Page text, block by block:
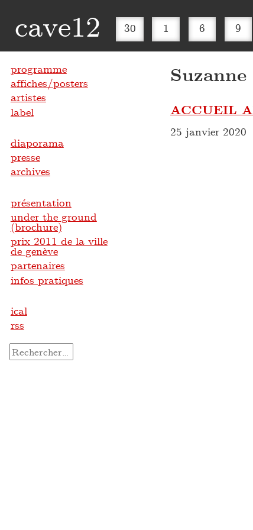
cave12 30 1 6 9
ACCUEIL
25 janvier 2020
programme
affiches/posters
artistes
label
diaporama
presse
archives
présentation
under the ground
(brochure)
prix 2011 de la ville
de genève
partenaires
infos pratiques
ical
rss
Rechercher :